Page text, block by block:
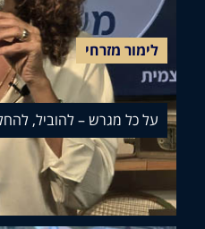
מזרחי
כל מגרש – להוביל, להחליט, לנצח